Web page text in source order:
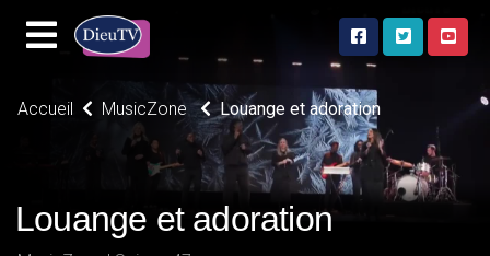
Accueil MusicZone Louange et adoration
Louange et adoration